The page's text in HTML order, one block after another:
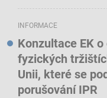
INFORMACE
Konzultace EK
fyzických
Unii, které se
porušování IPR